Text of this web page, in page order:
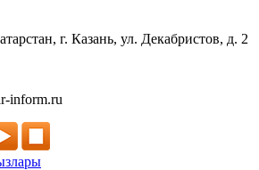
г. Казань, ул. Декабристов, д. 2
inform.ru